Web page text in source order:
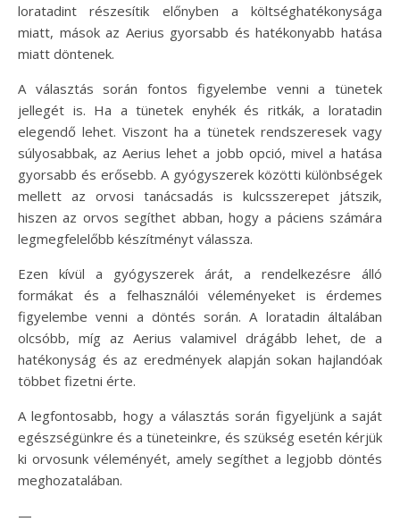
loratadint részesítik előnyben a költséghatékonysága
miatt, mások az Aerius gyorsabb és hatékonyabb hatása
miatt döntenek.
A választás során fontos figyelembe venni a tünetek
jellegét is. Ha a tünetek enyhék és ritkák, a loratadin
elegendő lehet. Viszont ha a tünetek rendszeresek vagy
súlyosabbak, az Aerius lehet a jobb opció, mivel a hatása
gyorsabb és erősebb. A gyógyszerek közötti különbségek
mellett az orvosi tanácsadás is kulcsszerepet játszik,
hiszen az orvos segíthet abban, hogy a páciens számára
legmegfelelőbb készítményt válassza.
Ezen kívül a gyógyszerek árát, a rendelkezésre álló
formákat és a felhasználói véleményeket is érdemes
figyelembe venni a döntés során. A loratadin általában
olcsóbb, míg az Aerius valamivel drágább lehet, de a
hatékonyság és az eredmények alapján sokan hajlandóak
többet fizetni érte.
A legfontosabb, hogy a választás során figyeljünk a saját
egészségünkre és a tüneteinkre, és szükség esetén kérjük
ki orvosunk véleményét, amely segíthet a legjobb döntés
meghozatalában.
—